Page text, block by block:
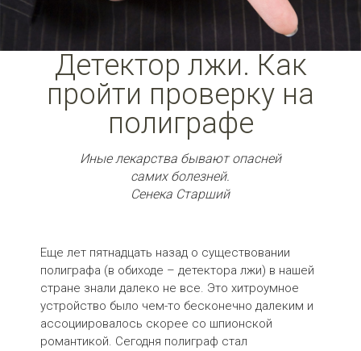
Детектор лжи. Как
пройти проверку на
полиграфе
Иные лекарства бывают опасней
самих болезней.
Сенека Старший
Еще лет пятнадцать назад о существовании
полиграфа (в обиходе – детектора лжи) в нашей
стране знали далеко не все. Это хитроумное
устройство было чем-то бесконечно далеким и
ассоциировалось скорее со шпионской
романтикой. Сегодня полиграф стал